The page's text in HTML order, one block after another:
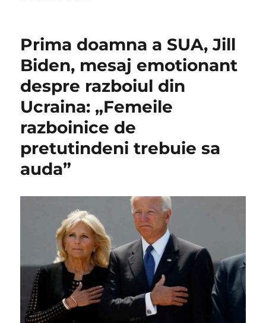
Prima doamna a SUA, Jill
Biden, mesaj emotionant
despre razboiul din
Ucraina: „Femeile
razboinice de
pretutindeni trebuie sa
auda”